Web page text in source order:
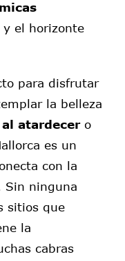
el horizonte
para disfrutar
la belleza
al atardecero
es un
con la
Sin ninguna
sitios que
la
cabras